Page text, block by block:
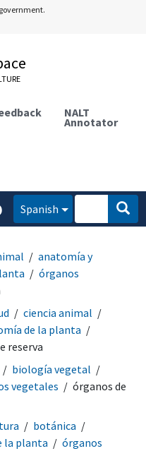
NALT
Annotator
Spanish
anatomía y
órganos
ciencia animal
de la planta
reserva
biología vegetal
vegetales
órganos de
botánica
la planta
órganos